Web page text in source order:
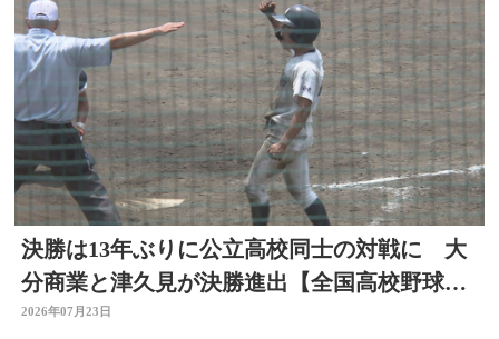
決勝は13年ぶりに公立高校同士の対戦に 大
分商業と津久見が決勝進出【全国高校野球選
手権大分大会】
2026年07月23日